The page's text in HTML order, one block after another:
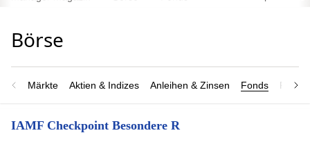
Märkte Aktien & Indizes Anleihen & Zinsen Fonds
IAMF Checkpoint Besondere R